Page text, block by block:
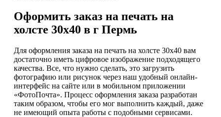
Оформить заказ на печать на
холсте 30х40 в г Пермь
Для оформления заказа на печать на холсте 30х40 вам
достаточно иметь цифровое изображение подходящего
качества. Все, что нужно сделать, это загрузить
фотографию или рисунок через наш удобный онлайн-
интерфейс на сайте или в мобильном приложении
«ФотоПочта». Процесс оформления заказа разработан
таким образом, чтобы его мог выполнить каждый, даже
не имеющий опыта работы с подобными сервисами.